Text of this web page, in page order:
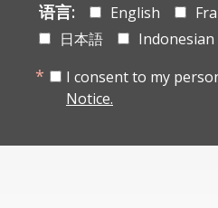
语言: English
日本語
Indonesian
I consent to my
Notice.